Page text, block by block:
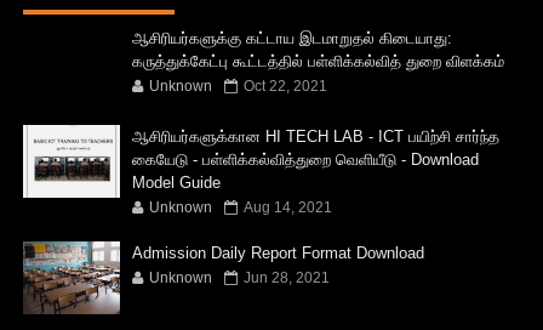
ஆசிரியர்களுக்கு கட்டாய இடமாறுதல் கிடையாது:
கருத்துக்கேட்பு கூட்டத்தில் பள்ளிக்கல்வித் துறை விளக்கம்
Unknown Oct 22, 2021
ஆசிரியர்களுக்கான HI TECH LAB - ICT பயிற்சி சார்ந்த
கையேடு - பள்ளிக்கல்வித்துறை வெளியீடு - Download
Model Guide
Unknown Aug 14, 2021
Admission Daily Report Format Download
Unknown Jun 28, 2021